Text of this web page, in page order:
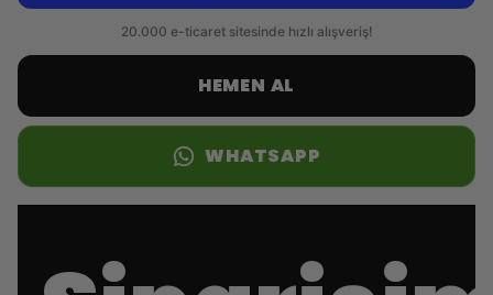
HEMEN AL
WHATSAPP